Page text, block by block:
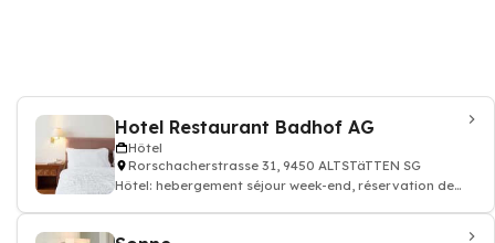
Hotel Restaurant Badhof AG
Hôtel
Rorschacherstrasse 31, 9450 ALTSTäTTEN SG
Hôtel: hebergement séjour week-end, réservation de